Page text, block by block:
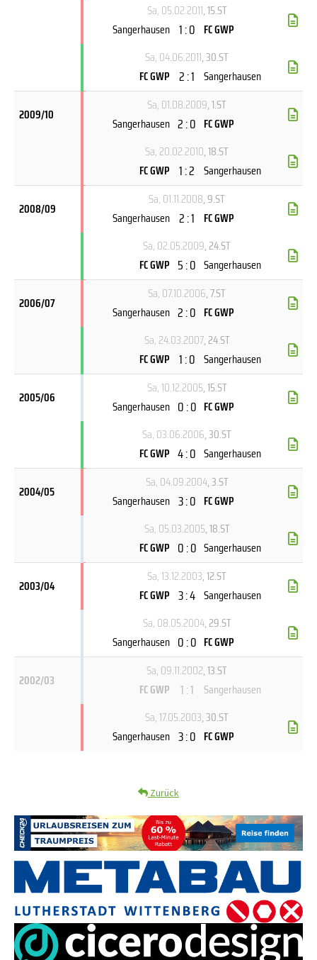
Sa, 05.02.2011, 15.ST
Sangerhausen 1 : 0 FC GWP
Sa, 04.06.2011, 30.ST
FC GWP 2 : 1 Sangerhausen
2009/10
Sa, 01.08.2009, 1.ST
Sangerhausen 2 : 0 FC GWP
Sa, 20.02.2010, 18.ST
FC GWP 1 : 2 Sangerhausen
2008/09
Sa, 01.11.2008, 9.ST
Sangerhausen 2 : 1 FC GWP
Sa, 02.05.2009, 24.ST
FC GWP 5 : 0 Sangerhausen
2006/07
Sa, 07.10.2006, 7.ST
Sangerhausen 2 : 0 FC GWP
Sa, 24.03.2007, 24.ST
FC GWP 1 : 0 Sangerhausen
2005/06
Sa, 10.12.2005, 15.ST
Sangerhausen 0 : 0 FC GWP
Sa, 03.06.2006, 30.ST
FC GWP 4 : 0 Sangerhausen
2004/05
Sa, 04.09.2004, 3.ST
Sangerhausen 3 : 0 FC GWP
Sa, 05.03.2005, 18.ST
FC GWP 0 : 0 Sangerhausen
2003/04
Sa, 13.12.2003, 12.ST
FC GWP 3 : 4 Sangerhausen
Sa, 08.05.2004, 29.ST
Sangerhausen 0 : 0 FC GWP
2002/03
Sa, 09.11.2002, 13.ST
FC GWP
1 : 1
Sangerhausen
Sa, 17.05.2003, 30.ST
Sangerhausen 3 : 0 FC GWP
Zurück